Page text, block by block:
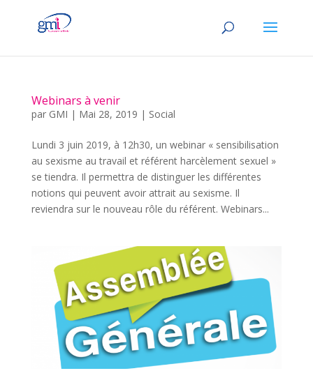
Webinars à venir
par GMI | Mai 28, 2019 | Social
Lundi 3 juin 2019, à 12h30, un webinar « sensibilisation
au sexisme au travail et référent harcèlement sexuel »
se tiendra. Il permettra de distinguer les différentes
notions qui peuvent avoir attrait au sexisme. Il
reviendra sur le nouveau rôle du référent. Webinars...